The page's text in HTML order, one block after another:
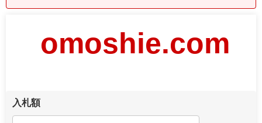
omoshie.com
入札額